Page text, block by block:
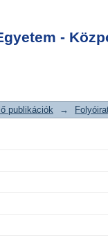
-
p53
effects
through
p73-LKB1
publikációk →